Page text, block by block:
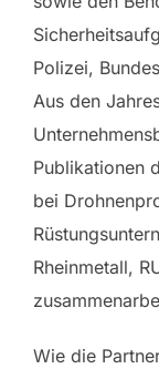
Polizei,
Aus den
Publikationen
bei
Rheinmetall,
Wie die